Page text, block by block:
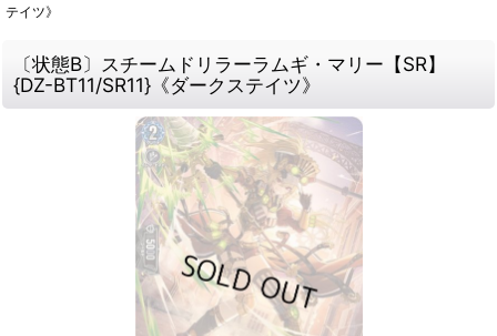
テイツ》
〔状態B〕スチームドリラーラムギ・マリー【SR】
{DZ-BT11/SR11}《ダークステイツ》